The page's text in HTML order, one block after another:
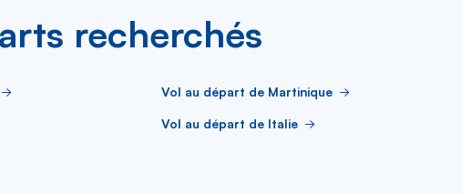
recherchés
Vol au départ de Martinique
Vol au départ de Italie